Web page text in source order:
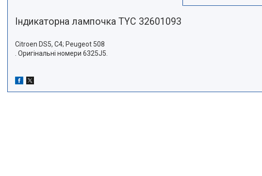
Індикаторна лампочка TYC 32601093
Citroen DS5, C4; Peugeot 508
. Оригінальні номери 6325J5.